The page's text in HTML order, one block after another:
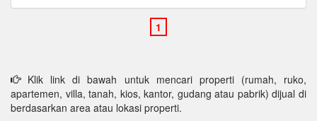
Klik link di bawah untuk mencari properti (rumah, ruko,
apartemen, villa, tanah, kios, kantor, gudang atau pabrik) dijual di
berdasarkan area atau lokasi properti.